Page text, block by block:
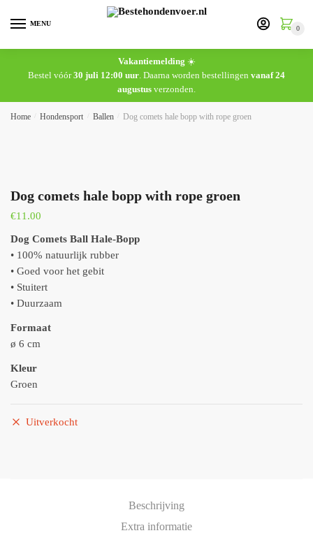
MENU
0
Vakantiemelding ☀️
Bestel vóór30 juli 12:00 uur . Daarna worden bestellingen vanaf 24
augustus verzonden.
Home Hondensport Ballen Dog comets hale bopp with rope groen
Dog comets hale bopp with rope groen
€11.00
Dog Comets Ball Hale-Bopp
• 100% natuurlijk rubber
• Goed voor het gebit
• Stuitert
• Duurzaam
Formaat
ø 6 cm
Kleur
Groen
Uitverkocht
Beschrijving
Extra informatie